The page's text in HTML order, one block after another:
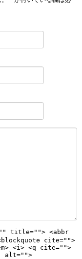
title=""> <abbr
cite="">
<i> <q cite="">
alt="">